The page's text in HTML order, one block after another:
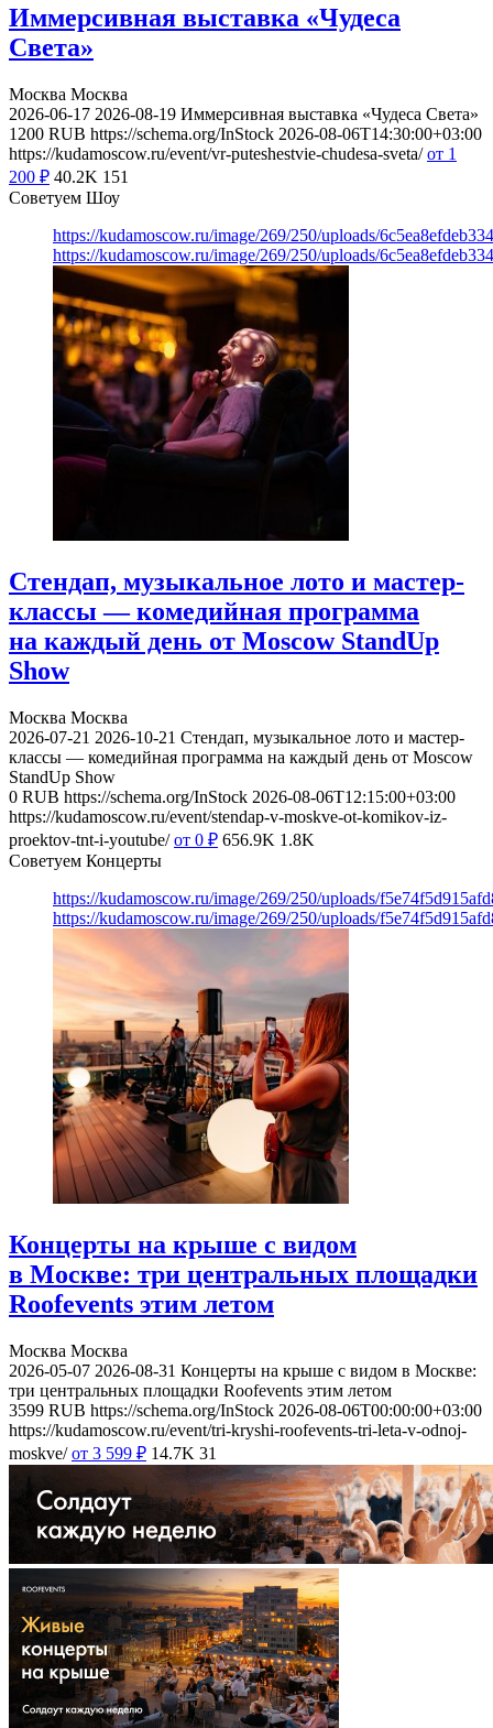
Иммерсивная выставка «Чудеса
Света»
Москва Москва
2026-06-17 2026-08-19 Иммерсивная выставка «Чудеса Света»
1200 RUB https://schema.org/InStock 2026-08-06T14:30:00+03:00
https://kudamoscow.ru/event/vr-puteshestvie-chudesa-sveta/ от 1
200 ₽ 40.2K 151
Советуем Шоу
https://kudamoscow.ru/image/269/250/uploads/
https://kudamoscow.ru/image/269/250/uploads/
Стендап, музыкальное лото и мастер-
классы — комедийная программа
на каждый день от Moscow StandUp
Show
Москва Москва
2026-07-21 2026-10-21 Стендап, музыкальное лото и мастер-
классы — комедийная программа на каждый день от Moscow
StandUp Show
0 RUB https://schema.org/InStock 2026-08-06T12:15:00+03:00
https://kudamoscow.ru/event/stendap-v-moskve-ot-komikov-iz-
proektov-tnt-i-youtube/ от 0 ₽ 656.9K 1.8K
Советуем Концерты
https://kudamoscow.ru/image/269/250/uploads/
https://kudamoscow.ru/image/269/250/uploads/
Концерты на крыше с видом
в Москве: три центральных площадки
Roofevents этим летом
Москва Москва
2026-05-07 2026-08-31 Концерты на крыше с видом в Москве:
три центральных площадки Roofevents этим летом
3599 RUB https://schema.org/InStock 2026-08-06T00:00:00+03:00
https://kudamoscow.ru/event/tri-kryshi-roofevents-tri-leta-v-odnoj-
moskve/ от 3 599 ₽ 14.7K 31